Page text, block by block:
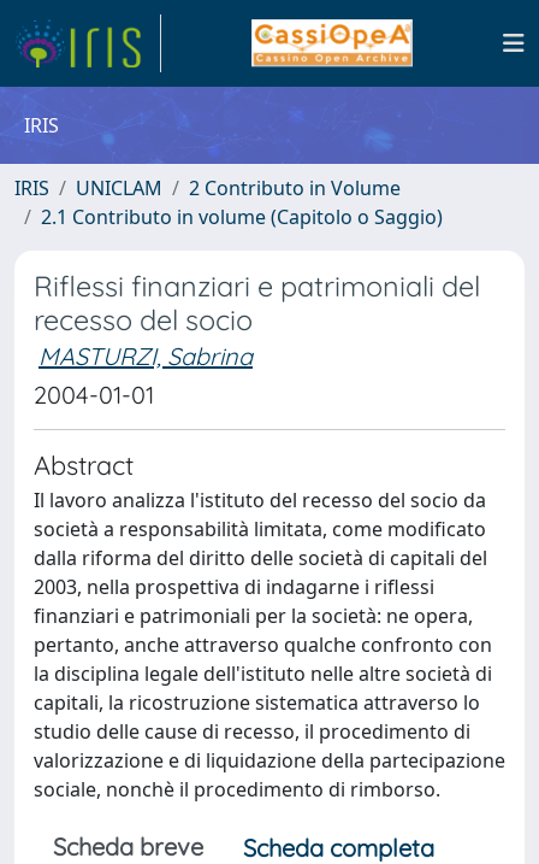
IRIS
IRIS UNICLAM
2 Contributo in Volume
2.1 Contributo in volume (Capitolo o Saggio)
Riflessi finanziari e patrimoniali del
recesso del socio
MASTURZI, Sabrina
2004-01-01
Abstract
Il lavoro analizza l'istituto del recesso del socio da
società a responsabilità limitata, come modificato
dalla riforma del diritto delle società di capitali del
2003, nella prospettiva di indagarne i riflessi
finanziari e patrimoniali per la società: ne opera,
pertanto, anche attraverso qualche confronto con
la disciplina legale dell'istituto nelle altre società di
capitali, la ricostruzione sistematica attraverso lo
studio delle cause di recesso, il procedimento di
valorizzazione e di liquidazione della partecipazione
sociale, nonchè il procedimento di rimborso.
Scheda breve
Scheda completa